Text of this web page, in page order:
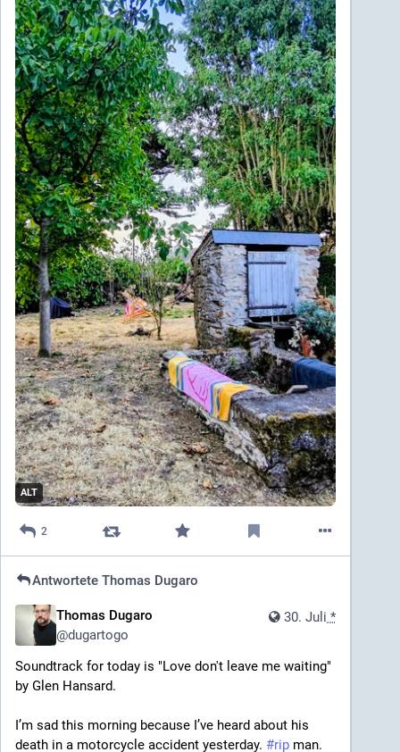
ALT
2
AntworteteThomas Dugaro
30. Juli *
Thomas Dugaro
@dugartogo
Soundtrack for today is "Love don't leave me waiting"
by Glen Hansard.
I’m sad this morning because I’ve heard about his
death in a motorcycle accident yesterday. #rip man.